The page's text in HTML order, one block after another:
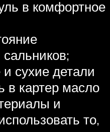
в комфортное
сухие детали
в картер масло
и
то,